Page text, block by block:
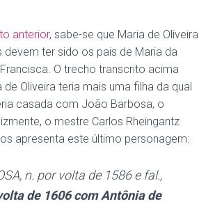
anterior, sabe-se que Maria de Oliveira
ter sido os pais de Maria da
O trecho transcrito acima
de Oliveira teria mais uma filha da qual
casada com João Barbosa, o
o mestre Carlos Rheingantz
apresenta este último personagem:
n. por volta de 1586 e fal.,
de 1606 com Antônia de